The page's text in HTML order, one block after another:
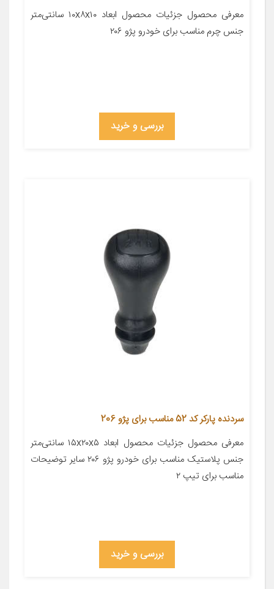
معرفی محصول جزئیات محصول ابعاد ۱۰x۸x۱۰ سانتی‌متر
جنس چرم مناسب برای خودرو پژو ۲۰۶
بررسی و خرید
سردنده پارکر کد 52 مناسب برای پژو 206
معرفی محصول جزئیات محصول ابعاد ۱۵x۲۰x۵ سانتی‌متر
جنس پلاستیک مناسب برای خودرو پژو ۲۰۶ سایر توضیحات
مناسب برای تیپ ۲
بررسی و خرید